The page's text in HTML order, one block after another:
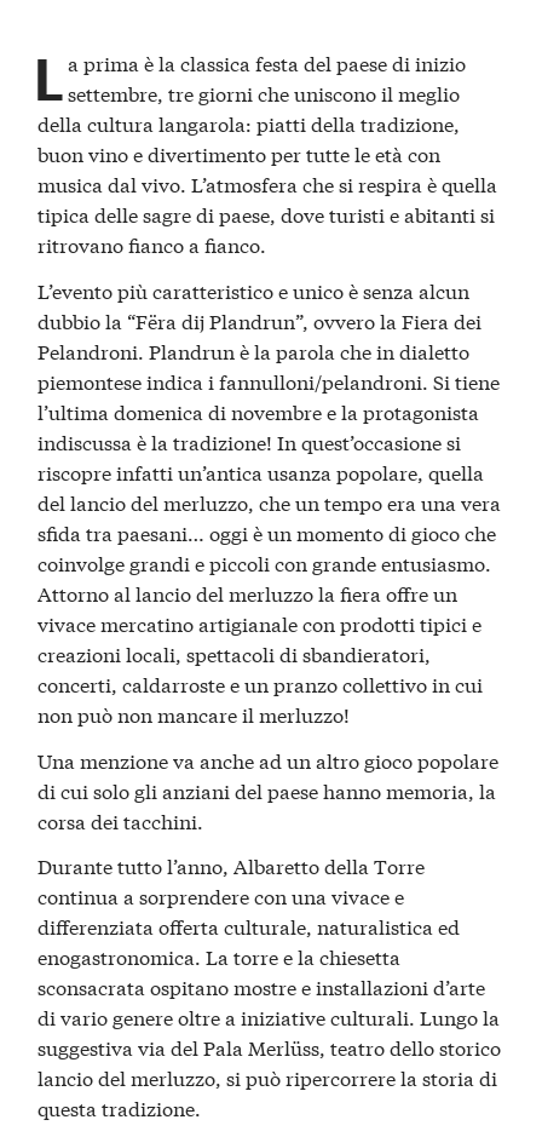
La prima è la classica festa del paese di inizio
settembre, tre giorni che uniscono il meglio
della cultura langarola: piatti della tradizione,
buon vino e divertimento per tutte le età con
musica dal vivo. L’atmosfera che si respira è quella
tipica delle sagre di paese, dove turisti e abitanti si
ritrovano fianco a fianco.
L’evento più caratteristico e unico è senza alcun
dubbio la “Fëra dij Plandrun”, ovvero la Fiera dei
Pelandroni. Plandrun è la parola che in dialetto
piemontese indica i fannulloni/pelandroni. Si tiene
l’ultima domenica di novembre e la protagonista
indiscussa è la tradizione! In quest’occasione si
riscopre infatti un’antica usanza popolare, quella
del lancio del merluzzo, che un tempo era una vera
sfida tra paesani… oggi è un momento di gioco che
coinvolge grandi e piccoli con grande entusiasmo.
Attorno al lancio del merluzzo la fiera offre un
vivace mercatino artigianale con prodotti tipici e
creazioni locali, spettacoli di sbandieratori,
concerti, caldarroste e un pranzo collettivo in cui
non può non mancare il merluzzo!
Una menzione va anche ad un altro gioco popolare
di cui solo gli anziani del paese hanno memoria, la
corsa dei tacchini.
Durante tutto l’anno, Albaretto della Torre
continua a sorprendere con una vivace e
differenziata offerta culturale, naturalistica ed
enogastronomica. La torre e la chiesetta
sconsacrata ospitano mostre e installazioni d’arte
di vario genere oltre a iniziative culturali. Lungo la
suggestiva via del Pala Merlüss, teatro dello storico
lancio del merluzzo, si può ripercorrere la storia di
questa tradizione.